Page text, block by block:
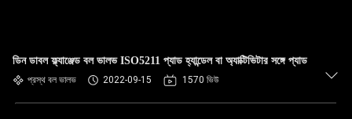
ডিন ডাবল ফ্ল্যাঞ্জেড বল ভালভ ISO5211 প্যাড হ্যান্ডেল বা অ্যাক্টিভিটার সঙ্গে প্যাড
প্রস্থ বল ভালভ 2022-09-15 1570 ভিউ